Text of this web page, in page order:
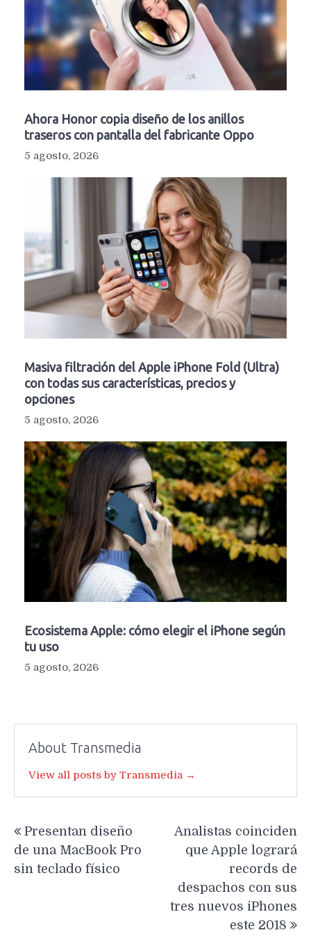
Ahora Honor copia diseño de los anillos
traseros con pantalla del fabricante Oppo
5 agosto, 2026
Masiva filtración del Apple iPhone Fold (Ultra)
con todas sus características, precios y
opciones
5 agosto, 2026
Ecosistema Apple: cómo elegir el iPhone según
tu uso
5 agosto, 2026
About Transmedia
View all posts by Transmedia →
de
entradas
Presentan diseño
de una MacBook Pro
sin teclado físico
Analistas coinciden
que Apple logrará
records de
despachos con sus
tres nuevos iPhones
este 2018